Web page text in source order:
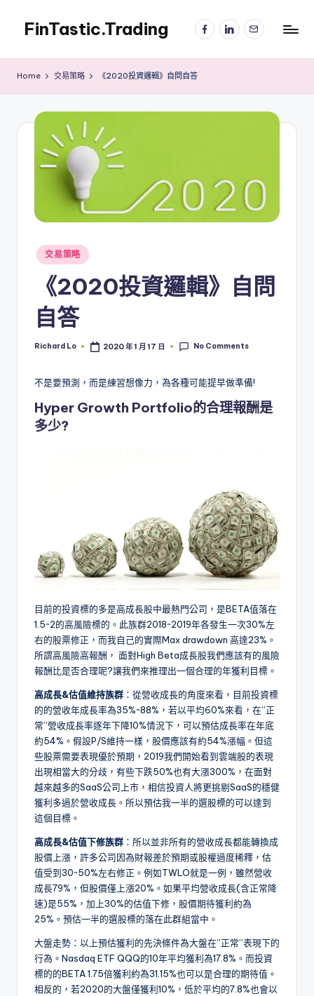
content
FinTastic.Trading
美
FacebookLinkedIn
電
子
Home 交易策略 《2020投資邏輯》自問自答
Posted
in
交易策略
《2020投資邏輯》自問
自答
Posted
Richard Lo 2020 年 1 月 17 日 No Comments
不是要預測，而是練習想像力，為各種可能提早做準備!
Hyper Growth Portfolio的合理報酬是
多少?
目前的投資標的多是高成長股中最熱門公司，是BETA值落在
1.5~2的高風險標的。此族群2018~2019年各發生一次30%左
右的股票修正，而我自己的實際Max drawdown 高達23%。
所謂高風險高報酬， 面對High Beta成長股我們應該有的風險
報酬比是否合理呢?讓我們來推理出一個合理的年獲利目標。
高成長&估值維持族群 ：從營收成長的角度來看，目前投資標
的的營收年成長率為35%~88%，若以平均60%來看，在”正
常”營收成長率逐年下降10%情況下，可以預估成長率在年底
約54%。假設P/S維持一樣，股價應該有約54%漲幅。但這
些股票需要表現優於預期，2019我們開始看到雲端股的表現
出現相當大的分歧，有些下跌50%也有大漲300%，在面對
越來越多的SaaS公司上市，相信投資人將更挑剔SaaS的穩健
獲利多過於營收成長。所以預估我一半的選股標的可以達到
這個目標。
高成長&估值下修族群 ：所以並非所有的營收成長都能轉換成
股價上漲，許多公司因為財報差於預期或股權過度稀釋，估
值受到30~50%左右修正。例如TWLO就是一例，雖然營收
成長79%，但股價僅上漲20%。如果平均營收成長(含正常降
速)是55%，加上30%的估值下修，股價期待獲利約為
25%。預估一半的選股標的落在此群組當中。
大盤走勢：以上預估獲利的先決條件為大盤在”正常”表現下的
行為。Nasdaq ETF QQQ的10年平均獲利為17.8%。而投資
標的的BETA 1.75倍獲利約為31.15%也可以是合理的期待值。
相反的，若2020的大盤僅獲利10%，低於平均的7.8%也會以